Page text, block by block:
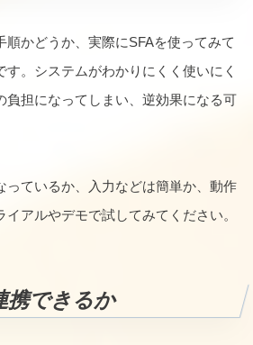
順かどうか、実際にSFAを使ってみて
。システムがわかりにくく使いにく
負担になってしまい、逆効果になる可
っているか、入力などは簡単か、動作
アルやデモで試してみてください。
携できるか